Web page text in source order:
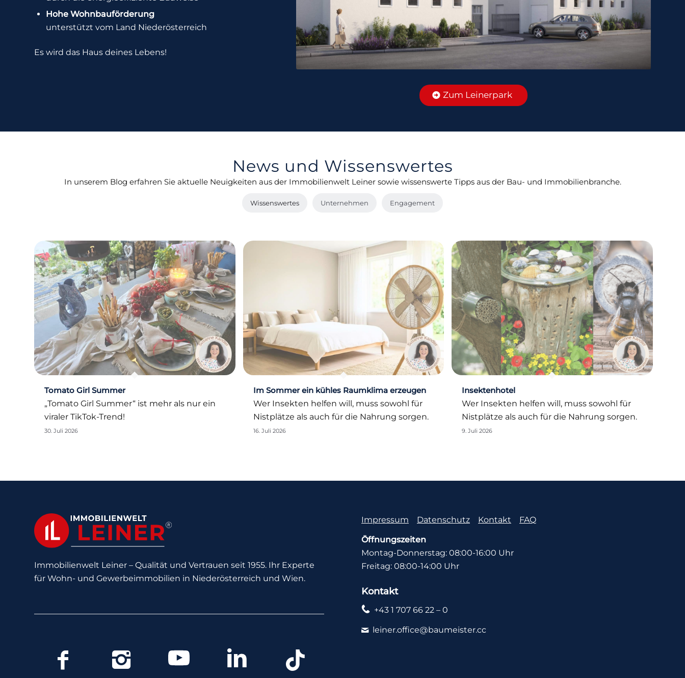
Hohe Wohnbauförderung
unterstützt vom Land Niederösterreich
Es wird das Haus deines Lebens!
Zum Leinerpark
News und Wissenswertes
In unserem Blog erfahren Sie aktuelle Neuigkeiten aus der Immobilienwelt Leiner sowie wissenswerte Tipps aus der Bau- und Immobilienbranche.
Wissenswertes Unternehmen Engagement
Tomato Girl Summer
„Tomato Girl Summer“ ist mehr als nur ein
viraler TikTok-Trend!
30. Juli 2026
Im Sommer ein kühles Raumklima erzeugen
Wer Insekten helfen will, muss sowohl für
Nistplätze als auch für die Nahrung sorgen.
16. Juli 2026
Insektenhotel
Wer Insekten helfen will, muss sowohl für
Nistplätze als auch für die Nahrung sorgen.
9. Juli 2026
Immobilienwelt Leiner – Qualität und Vertrauen seit 1955. Ihr Experte
für Wohn- und Gewerbeimmobilien in Niederösterreich und Wien.
Impressum Datenschutz Kontakt FAQ
Öffnungszeiten
Montag-Donnerstag: 08:00-16:00 Uhr
Freitag: 08:00-14:00 Uhr
Kontakt
+43 1 707 66 22 – 0
leiner.office@baumeister.cc